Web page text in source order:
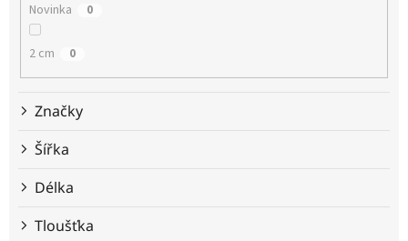
Novinka 0
2 cm 0
Značky
Šířka
Délka
Tloušťka